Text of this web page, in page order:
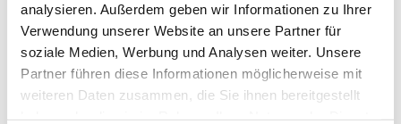
analysieren. Außerdem geben wir Informationen zu Ihrer
Verwendung unserer Website an unsere Partner für
soziale Medien, Werbung und Analysen weiter. Unsere
Partner führen diese Informationen möglicherweise mit
weiteren Daten zusammen, die Sie ihnen bereitgestellt